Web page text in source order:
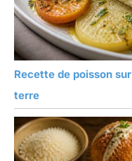
Recette de poisson
terre